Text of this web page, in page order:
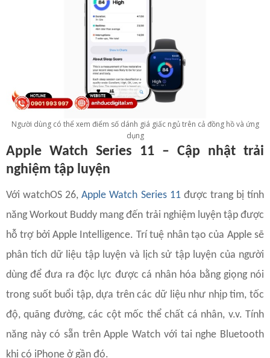
Người dùng có thể xem điểm số dánh giá giấc ngủ trên cả đồng hồ và ứng
dụng
Apple Watch Series 11 – Cập nhật trải
nghiệm tập luyện
Với watchOS 26,Apple Watch Series 11được trang bị tính
năng Workout Buddy mang đến trải nghiệm luyện tập được
hỗ trợ bởi Apple Intelligence. Trí tuệ nhân tạo của Apple sẽ
phân tích dữ liệu tập luyện và lịch sử tập luyện của người
dùng để đưa ra độc lực được cá nhân hóa bằng giọng nói
trong suốt buổi tập, dựa trên các dữ liệu như nhịp tim, tốc
độ, quãng đường, các cột mốc thể chất cá nhân, v.v. Tính
năng này có sẵn trên Apple Watch với tai nghe Bluetooth
khi có iPhone ở gần đó.